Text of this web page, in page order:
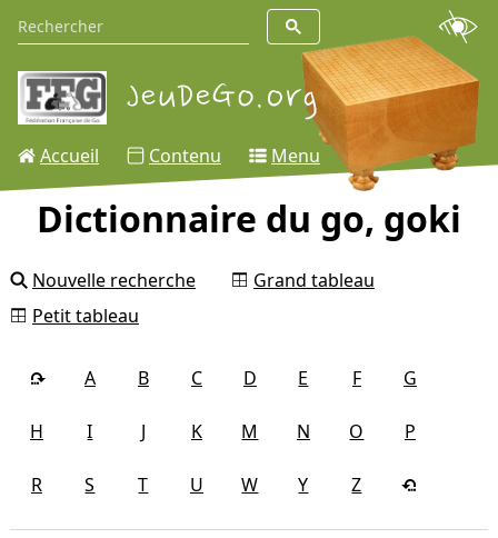
Accueil Contenu Menu
Dictionnaire du go, goki
Nouvelle recherche
Grand tableau
Petit tableau
A B C D E F G
H I J K M N O P
R S T U W Y Z